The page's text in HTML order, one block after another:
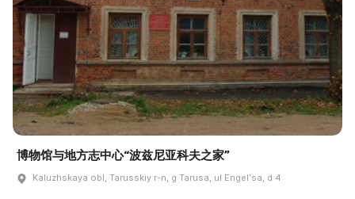
博物馆与地方志中心“波兹尼亚科夫之家”
Kaluzhskaya obl, Tarusskiy r-n, g Tarusa, ul Engelʹsa, d 4